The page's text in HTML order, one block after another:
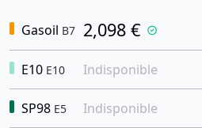
Gasoil B7 2,098 €
E10 E10 Indisponible
SP98 E5 Indisponible